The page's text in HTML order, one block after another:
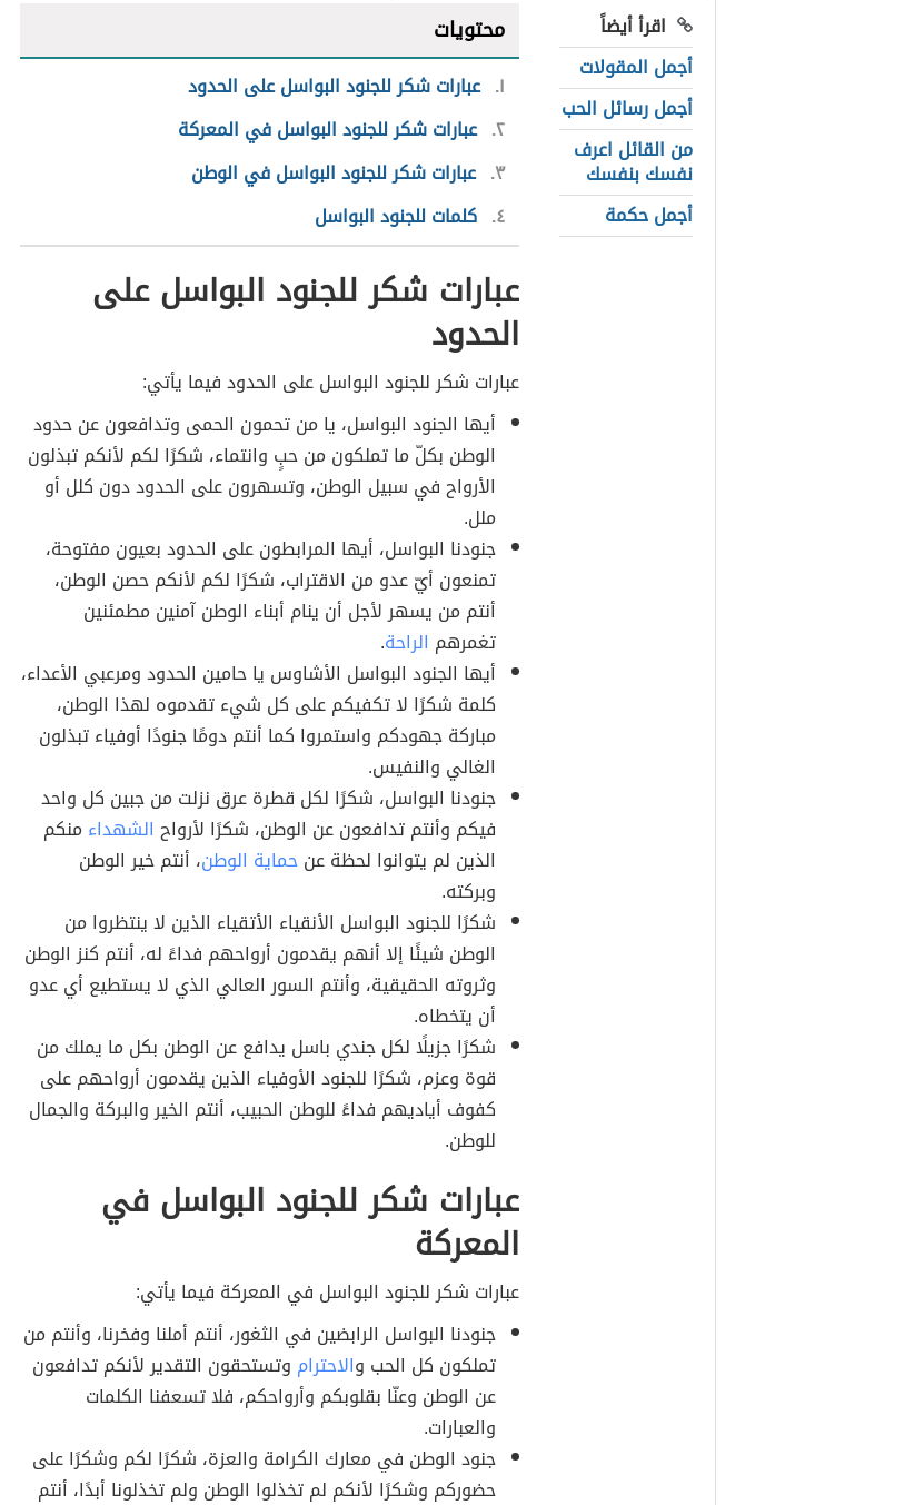
اقرأ أيضاً
أجمل المقولات
أجمل رسائل الحب
من القائل اعرف
نفسك بنفسك
أجمل حكمة
محتويات
١ عبارات شكر للجنود البواسل على الحدود
٢ عبارات شكر للجنود البواسل في المعركة
٣ عبارات شكر للجنود البواسل في الوطن
٤ كلمات للجنود البواسل
عبارات شكر للجنود البواسل على
الحدود
عبارات شكر للجنود البواسل على الحدود فيما يأتي:
أيها الجنود البواسل، يا من تحمون الحمى وتدافعون عن حدود
الوطن بكلّ ما تملكون من حبٍ وانتماء، شكرًا لكم لأنكم تبذلون
الأرواح في سبيل الوطن، وتسهرون على الحدود دون كلل أو
ملل.
جنودنا البواسل، أيها المرابطون على الحدود بعيون مفتوحة،
تمنعون أيّ عدو من الاقتراب، شكرًا لكم لأنكم حصن الوطن،
أنتم من يسهر لأجل أن ينام أبناء الوطن آمنين مطمئنين
تغمرهم الراحة.
أيها الجنود البواسل الأشاوس يا حامين الحدود ومرعبي الأعداء،
كلمة شكرًا لا تكفيكم على كل شيء تقدموه لهذا الوطن،
مباركة جهودكم واستمروا كما أنتم دومًا جنودًا أوفياء تبذلون
الغالي والنفيس.
جنودنا البواسل، شكرًا لكل قطرة عرق نزلت من جبين كل واحد
فيكم وأنتم تدافعون عن الوطن، شكرًا لأرواح الشهداء منكم
الذين لم يتوانوا لحظة عنحماية الوطن، أنتم خير الوطن
وبركته.
شكرًا للجنود البواسل الأنقياء الأتقياء الذين لا ينتظروا من
الوطن شيئًا إلا أنهم يقدمون أرواحهم فداءً له، أنتم كنز الوطن
وثروته الحقيقية، وأنتم السور العالي الذي لا يستطيع أي عدو
أن يتخطاه.
شكرًا جزيلًا لكل جندي باسل يدافع عن الوطن بكل ما يملك من
قوة وعزم، شكرًا للجنود الأوفياء الذين يقدمون أرواحهم على
كفوف أياديهم فداءً للوطن الحبيب، أنتم الخير والبركة والجمال
للوطن.
عبارات شكر للجنود البواسل في
المعركة
عبارات شكر للجنود البواسل في المعركة فيما يأتي:
جنودنا البواسل الرابضين في الثغور، أنتم أملنا وفخرنا، وأنتم من
تملكون كل الحب والاحترام وتستحقون التقدير لأنكم تدافعون
عن الوطن وعنّا بقلوبكم وأرواحكم، فلا تسعفنا الكلمات
والعبارات.
جنود الوطن في معارك الكرامة والعزة، شكرًا لكم وشكرًا على
حضوركم وشكرًا لأنكم لم تخذلوا الوطن ولم تخذلونا أبدًا، أنتم